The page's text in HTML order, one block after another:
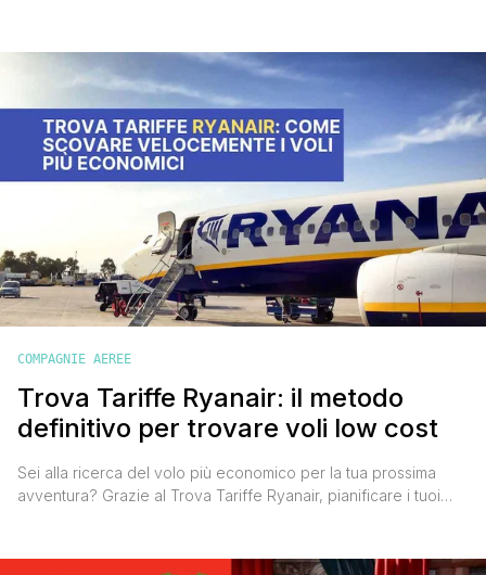
aeroporto, che ammonta a €55 per ogni passeggero. Non è
affatto poco, vero? Il check-in online [']
COMPAGNIE AEREE
Trova Tariffe Ryanair: il metodo
definitivo per trovare voli low cost
Sei alla ricerca del volo più economico per la tua prossima
avventura? Grazie al Trova Tariffe Ryanair, pianificare i tuoi
dalla tua città senza perdere ore preziose a confrontare tratte